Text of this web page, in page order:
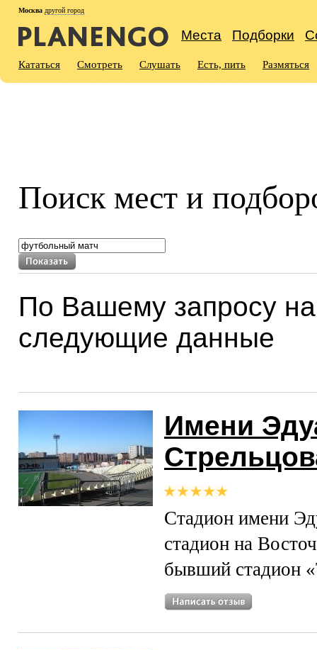
Москва другой город
Места Подборки
Кататься Смотреть Слушать Есть, пить Размяться
Поиск мест и
По Вашему запросу
следующие данные
Имени
Стадион имени
стадион на
бывший стадион